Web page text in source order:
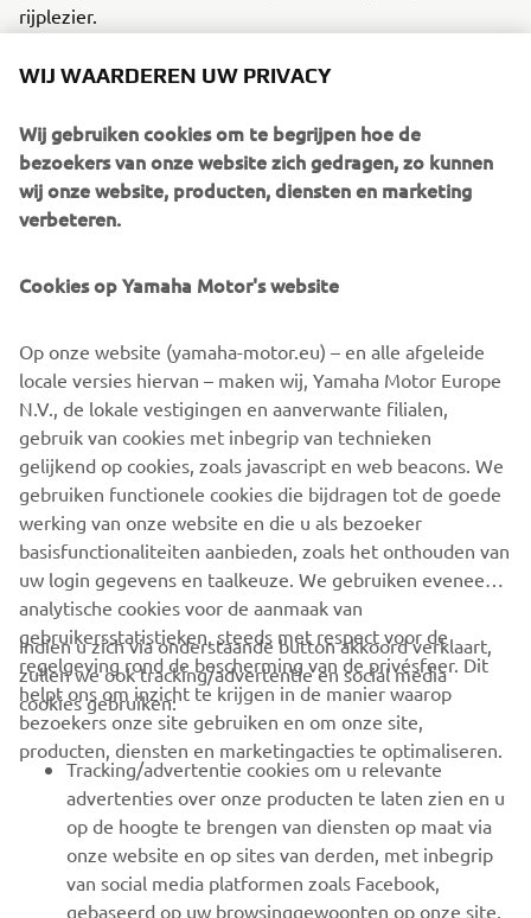
rijplezier.
SFEERIMPRESSIE
onvergetelijke dag!
ALLE EXPERIENCES
MEER NIEUWS
CORPORATE
BUSINESS
MEER YAMAHA
SUPPORT
WIJ WAARDEREN UW PRIVACY
Wij gebruiken cookies om te begrijpen hoe de
bezoekers van onze website zich gedragen, zo kunnen
wij onze website, producten, diensten en marketing
verbeteren.
Cookies op Yamaha Motor's website
Op onze website (yamaha-motor.eu) – en alle afgeleide
locale versies hiervan – maken wij, Yamaha Motor Europe
N.V., de lokale vestigingen en aanverwante filialen,
gebruik van cookies met inbegrip van technieken
gelijkend op cookies, zoals javascript en web beacons. We
gebruiken functionele cookies die bijdragen tot de goede
werking van onze website en die u als bezoeker
basisfunctionaliteiten aanbieden, zoals het onthouden van
uw login gegevens en taalkeuze. We gebruiken eveneens
analytische cookies voor de aanmaak van
gebruikersstatistieken, steeds met respect voor de
regelgeving rond de bescherming van de privésfeer. Dit
helpt ons om inzicht te krijgen in de manier waarop
bezoekers onze site gebruiken en om onze site,
producten, diensten en marketingacties te optimaliseren.
Indien u zich via onderstaande button akkoord verklaart,
zullen we ook tracking/advertentie en social media
cookies gebruiken:
Tracking/advertentie cookies om u relevante
advertenties over onze producten te laten zien en u
op de hoogte te brengen van diensten op maat via
onze website en op sites van derden, met inbegrip
van social media platformen zoals Facebook,
gebaseerd op uw browsinggewoonten op onze site,